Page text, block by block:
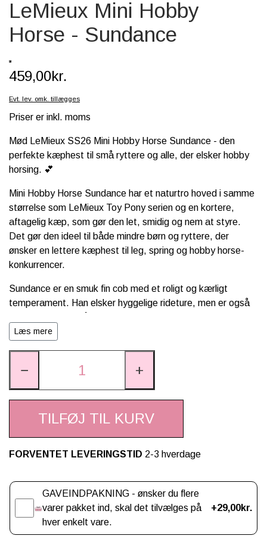
SCHLEICH® HEST & TILBEHØR
SKOLE, KREA & TILBEHØR
LeMieux Mini Hobby
Horse - Sundance
459,00kr.
Evt. lev. omk. tillægges
Priser er inkl. moms
Mød LeMieux SS26 Mini Hobby Horse Sundance - den
perfekte kæphest til små ryttere og alle, der elsker hobby
horsing. 💕
Mini Hobby Horse Sundance har et naturtro hoved i samme
størrelse som LeMieux Toy Pony serien og en kortere,
aftagelig kæp, som gør den let, smidig og nem at styre.
Det gør den ideel til både mindre børn og ryttere, der
ønsker en lettere kæphest til leg, spring og hobby horse-
konkurrencer.
Sundance er en smuk fin cob med et roligt og kærligt
temperament. Han elsker hyggelige rideture, men er også
galopere langs stranden, springe forhindringer og tage på
Den bløde man kan flettes og, og munden har velcrolukning,
fluehætter. Da hovedet har samme størrelse som en
LeMieux Toy Pony, passer alt LeMieux Toy Pony-tilbehør til
hovedet.
✨ Let og smidig Mini Hobby Horse
✨ Naturtro hoved med flotte detaljer
✨ Blød man, der kan flettes og
✨ Velcrolukning i munden til hovedtøj og tilbehør
✨ Passer til LeMieux Toy Pony-tilbehør (til hovedet)
✨ Velegnet fra 3 år
Læs mere
− +
TILFØJ TIL KURV
FORVENTET LEVERINGSTID 2-3 hverdage
GAVEINDPAKNING - ønsker du flere
varer pakket ind, skal det tilvælges på
hver enkelt vare.
+29,00kr.